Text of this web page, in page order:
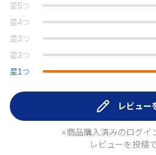
星 5つ
星4つ
星 3つ
星 2つ
星1つ
レビュー
※商品購入済みのログイ
レビューを投稿